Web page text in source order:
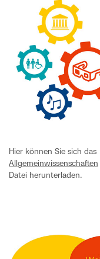
Hier können Sie sich das
Allgemeinwissenschaften
Datei herunterladen.